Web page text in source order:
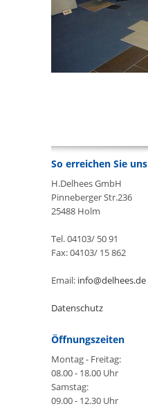
So erreichen Sie uns
H.Delhees GmbH
Pinneberger Str.236
25488 Holm
Tel. 04103/ 50 91
Fax: 04103/ 15 862
Email: info@delhees.de
Datenschutz
Öffnungszeiten
Montag - Freitag:
08.00 - 18.00 Uhr
Samstag:
09.00 - 12.30 Uhr